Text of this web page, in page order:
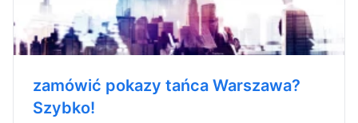
zamówić pokazy tańca Warszawa?
Szybko!